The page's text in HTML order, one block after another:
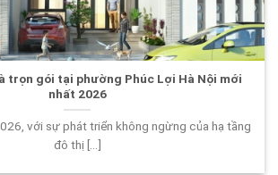
trọn gói tại phường Phúc Lợi Hà Nội mới
nhất 2026
với sự phát triển không ngừng của hạ tầng
đô thị [...]